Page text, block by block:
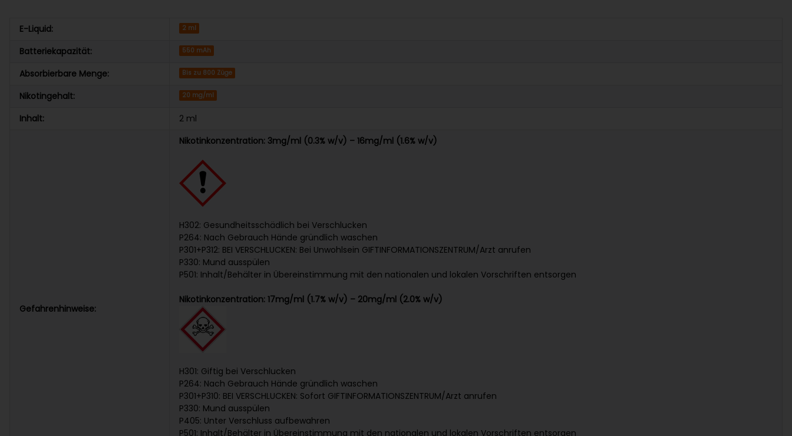
E-Liquid: 2 ml
Batteriekapazität: 550 mAh
Absorbierbare Menge: Bis zu 800 Züge
Nikotingehalt: 20 mg/ml
Inhalt: 2 ml
Gefahrenhinweise:
Nikotinkonzentration: 3mg/ml (0.3% w/v) – 16mg/ml (1.6% w/v)
H302: Gesundheitsschädlich bei Verschlucken
P264: Nach Gebrauch Hände gründlich waschen
P301+P312: BEI VERSCHLUCKEN: Bei Unwohlsein GIFTINFORMATIONSZENTRUM/Arzt anrufen
P330: Mund ausspülen
P501: Inhalt/Behälter in Übereinstimmung mit den nationalen und lokalen Vorschriften entsorgen
Nikotinkonzentration: 17mg/ml (1.7% w/v) – 20mg/ml (2.0% w/v)
H301: Giftig bei Verschlucken
P264: Nach Gebrauch Hände gründlich waschen
P301+P310: BEI VERSCHLUCKEN: Sofort GIFTINFORMATIONSZENTRUM/Arzt anrufen
P330: Mund ausspülen
P405: Unter Verschluss aufbewahren
P501: Inhalt/Behälter in Übereinstimmung mit den nationalen und lokalen Vorschriften entsorgen